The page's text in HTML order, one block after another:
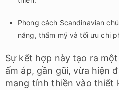
Phong cách Scandinavian
năng, thẩm mỹ và tối ưu chi
Sự kết hợp này tạo ra
ấm áp, gần gũi, vừa hiện
mang tính thiền vào thiết